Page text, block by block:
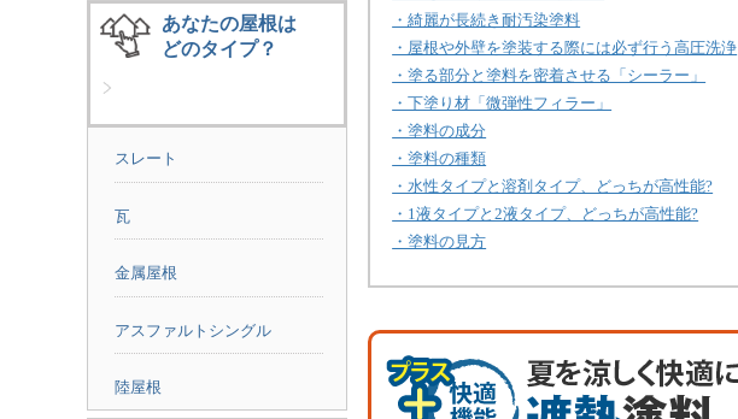
あなたの屋根は
どのタイプ？
スレート
瓦
金属屋根
アスファルトシングル
陸屋根
・綺麗が長続き耐汚染塗料
・屋根や外壁を塗装する際には必ず行う高圧洗浄
・塗る部分と塗料を密着させる「シーラー」
・下塗り材「微弾性フィラー」
・塗料の成分
・塗料の種類
・水性タイプと溶剤タイプ、どっちが高性能?
・1液タイプと2液タイプ、どっちが高性能?
・塗料の見方